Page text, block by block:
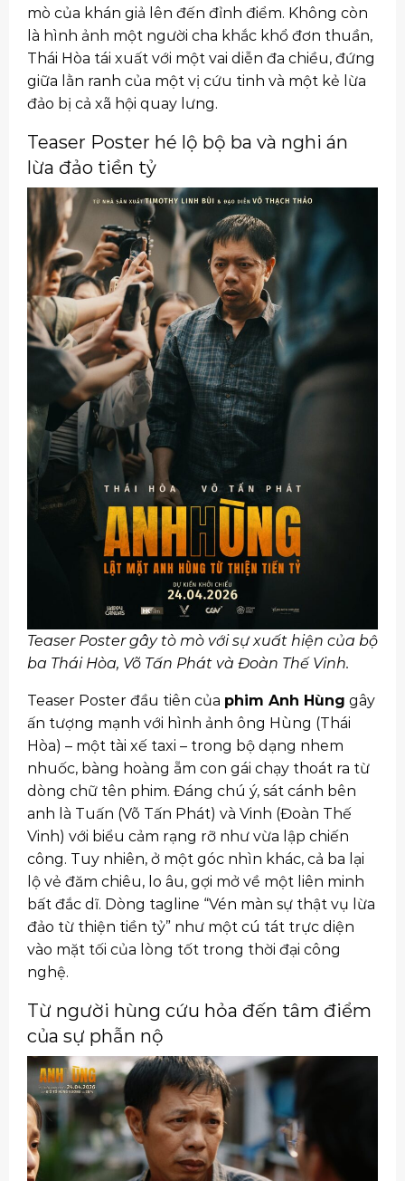
mò của khán giả lên đến đỉnh điểm. Không còn
là hình ảnh một người cha khắc khổ đơn thuần,
Thái Hòa tái xuất với một vai diễn đa chiều, đứng
giữa lằn ranh của một vị cứu tinh và một kẻ lừa
đảo bị cả xã hội quay lưng.
Teaser Poster hé lộ bộ ba và nghi án
lừa đảo tiền tỷ
Teaser Poster gây tò mò với sự xuất hiện của bộ
ba Thái Hòa, Võ Tấn Phát và Đoàn Thế Vinh.
Teaser Poster đầu tiên của phim Anh Hùng gây
ấn tượng mạnh với hình ảnh ông Hùng (Thái
Hòa) – một tài xế taxi – trong bộ dạng nhem
nhuốc, bàng hoàng ẵm con gái chạy thoát ra từ
dòng chữ tên phim. Đáng chú ý, sát cánh bên
anh là Tuấn (Võ Tấn Phát) và Vinh (Đoàn Thế
Vinh) với biểu cảm rạng rỡ như vừa lập chiến
công. Tuy nhiên, ở một góc nhìn khác, cả ba lại
lộ vẻ đăm chiêu, lo âu, gợi mở về một liên minh
bất đắc dĩ. Dòng tagline “Vén màn sự thật vụ lừa
đảo từ thiện tiền tỷ” như một cú tát trực diện
vào mặt tối của lòng tốt trong thời đại công
nghệ.
Từ người hùng cứu hỏa đến tâm điểm
của sự phẫn nộ